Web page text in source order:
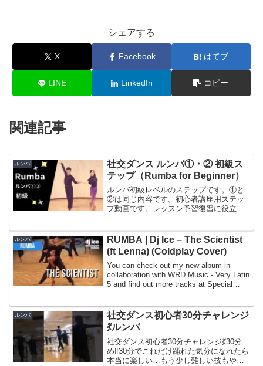
シェアする
X Facebook はてブ
LINE LinkedIn コピー
関連記事
ルンバ
社交ダンス ルンバ①・② 初級ス
テップ（Rumba for Beginner）
ルンバ初級レベルのステップです。①と
②は同じ内容です。初心者講座用ステッ
プ動画です。レッスン予習復習に役立て
ークル）(Japanese Ballroom Danceci...
ルンバ
RUMBA | Dj Ice – The Scientist
(ft Lenna) (Coldplay Cover)
You can check out my new album in
collaboration with WRD Music - Very Latin
5 and find out more tracks at Special
ルンバ
社交ダンス初心者30分チャレンジ
💃ルンバ
社交ダンス初心者30分チャレンジ💃30分
め‼︎30分でこれだけ踊れた気分になれたら
本当に楽しい…もう少し難しい技もやっ